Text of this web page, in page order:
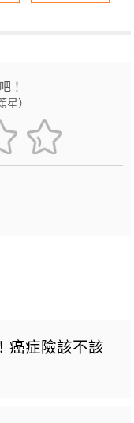
！
星）
癌症險該不該